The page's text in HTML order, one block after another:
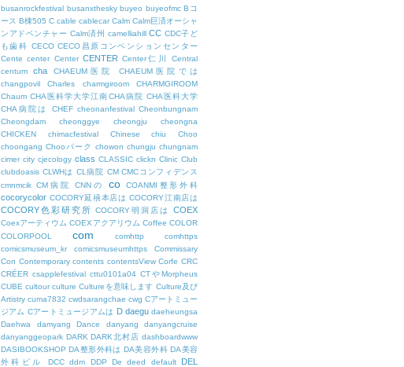
busanrockfestival busanxthesky buyeo buyeofmc Bコ
ース B棟505 C cable cablecar Calm Calm巨済オーシャ
ンアドベンチャー Calm済州 camelliahill CC CDC子ど
も歯科 CECO CECO昌原コンベンションセンター
Cente center Center CENTER Center仁川
Central
centum
cha CHAEUM医院
CHAEUM医院では
changpovil
Charles charmgiroom
CHARMGIROOM
Chaum CHA医科学大学江南CHA病院 CHA医科大学
CHA病院は
CHEF cheonanfestival Cheonbungnam
Cheongdam
cheonggye cheongju
cheongna
CHICKEN
chimacfestival Chinese chiu
Choo
choongang Chooパーク chowon chungju chungnam
cimer city cjecology class CLASSIC clickn Clinic Club
clubdoasis CLWHは CL病院 CM CMCコンフィデンス
cmnmcik CM病院 CNNの co COANMI整形外科
cocorycolor COCORY延禧本店は COCORY江南店は
COCORY色彩研究所 COCORY明洞店は COEX
Coexアーティウム COEXアクアリウム Coffee COLOR
COLORPOOL
com comhttp
comhttps
comicsmuseum_kr
comicsmuseumhttps
Commissary
Con Contemporary contents contentsView Corfe CRC
CRÉER csapplefestival cttu0101a04 CTやMorpheus
CUBE cultour culture Cultureを意味します Culture及び
Artistry cuma7832 cwdsarangchae cwg Cアートミュー
ジアム Cアートミュージアムは D daegu daeheungsa
Daehwa
damyang Dance danyang
danyangcruise
danyanggeopark DARK DARK北村店 dashboardwww
DASIBOOKSHOP DA整形外科は DA美容外科 DA美容
外科ビル
DCC ddm DDP De deed default DEL